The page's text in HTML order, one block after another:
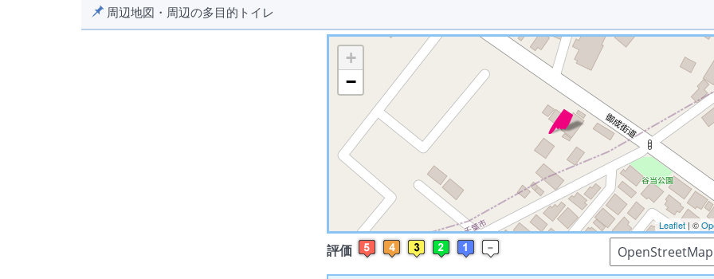
周辺地図・周辺の多目的トイレ
※ マップを検索、表示中です ※
+
−
Leaflet| ©
評価